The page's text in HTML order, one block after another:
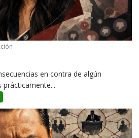
en contra de algún
prácticamente...